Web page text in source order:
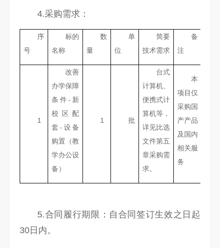
4.采购需求：
序
号
标的
名称
数
量
单
位
简要
技术需求
备
注
1
改善
办学保障
条件-新
校区配
套-设备
购置（教
学办公设
备）
1 批
台式
计算机、
便携式计
算机等，
详见比选
文件第五
章采购需
求。
本
项目仅
采购国
产产品
及国内
相关服
务
5.合同履行期限：自合同签订生效之日起
30日内。